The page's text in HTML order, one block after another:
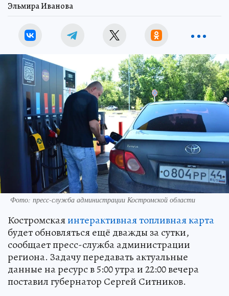
Эльмира Иванова
Фото: пресс-служба администрации Костромской области
Костромскаяинтерактивная топливная карта
будет обновляться ещё дважды за сутки,
сообщает пресс-служба администрации
региона. Задачу передавать актуальные
данные на ресурс в 5:00 утра и 22:00 вечера
поставил губернатор Сергей Ситников.